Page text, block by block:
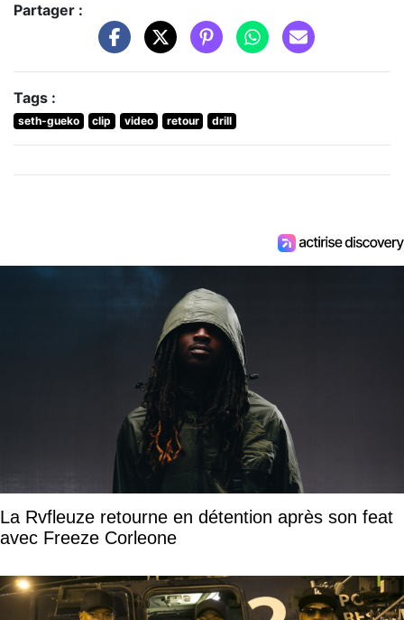
Partager :
Tags :
seth-gueko clip video retour drill
La Rvfleuze retourne en détention après son feat
avec Freeze Corleone